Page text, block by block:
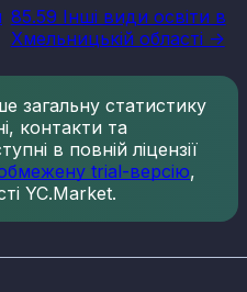
85.59 Інші види освіти в
Хмельницькій області ->
загальну статистику
контакти та
в повній ліцензії
trial-версію,
YC.Market.